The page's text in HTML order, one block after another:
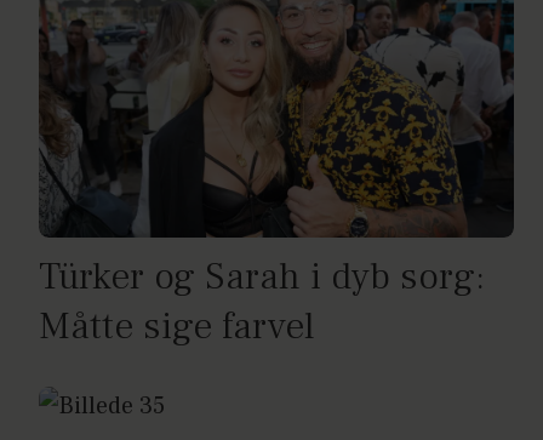
Türker og Sarah i dyb sorg:
Måtte sige farvel